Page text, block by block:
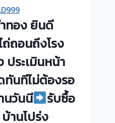
ทอง ยินดี
ถ่ถอนถึงโรง
ประเมินหน้า
นทีไม่ต้องรอ
นวันนี
รับซื้อ
านโปร่ง